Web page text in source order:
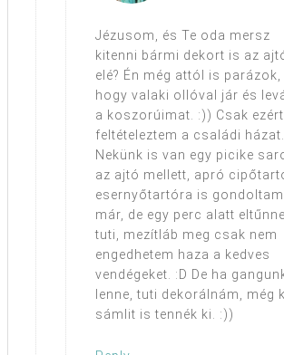
Jézusom, és Te oda mersz
kitenni bármi dekort is az
elé? Én még attól is parázok,
hogy valaki ollóval jár és
a koszorúimat. :)) Csak ezért
feltételeztem a családi
Nekünk is van egy picike
az ajtó mellett, apró
esernyőtartóra is gondoltam
már, de egy perc alatt
tuti, mezítláb meg csak nem
engedhetem haza a kedves
vendégeket. :D De ha
lenne, tuti dekorálnám, még
sámlit is tennék ki. :))